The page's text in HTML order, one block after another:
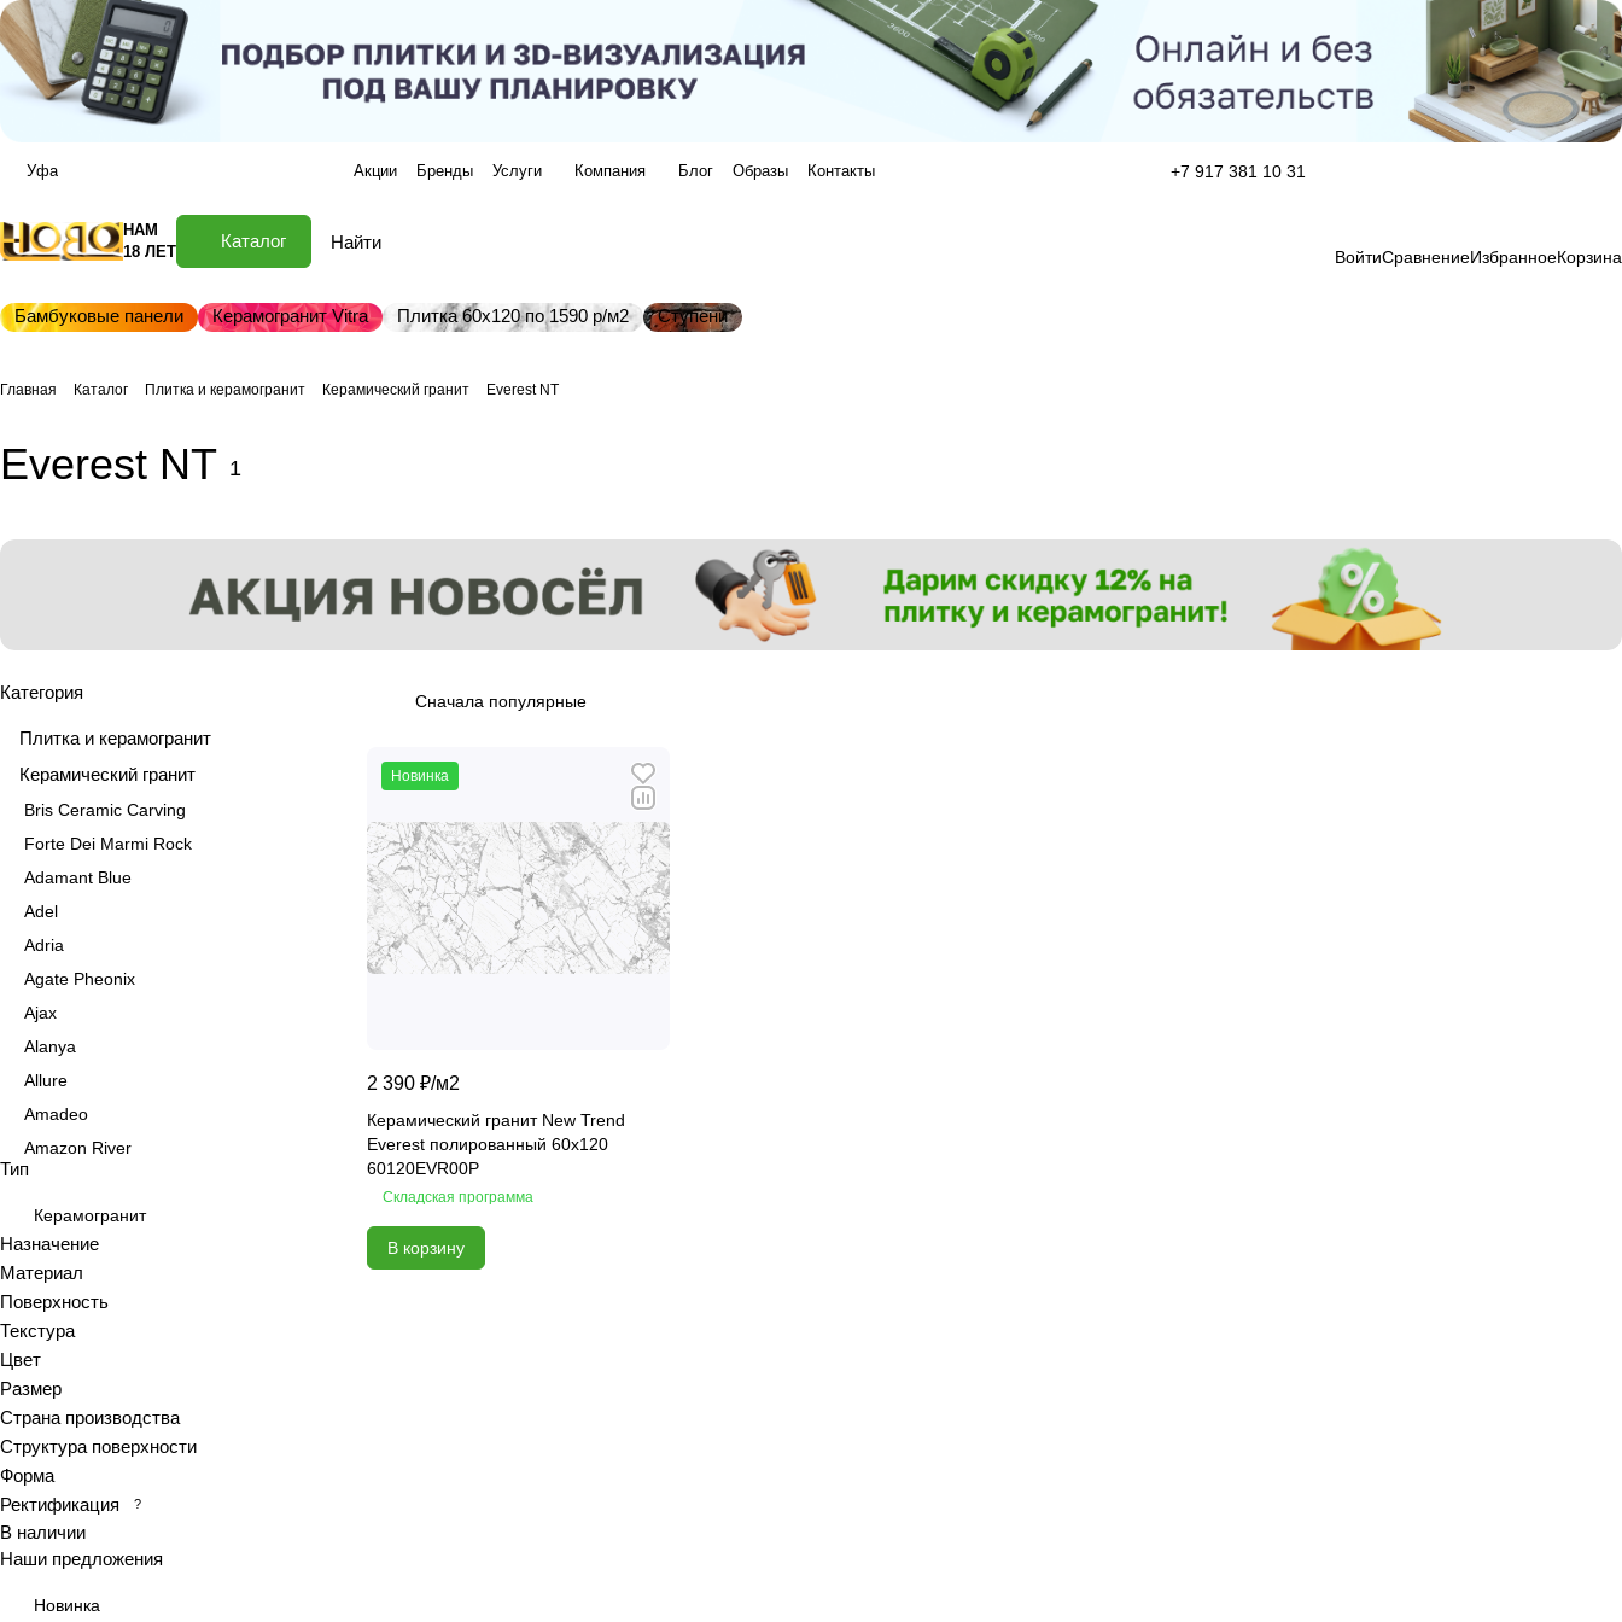
Уфа Акции Бренды Услуги Компания Блог Образы Контакты +7 917 381 10 31
НАМ
18 ЛЕТ
Каталог
ВойтиСравнениеИзбранноеКорзина
Бамбуковые панели Керамогранит Vitra Плитка 60х120 по 1590 р/м2 Ступени
Главная Каталог Плитка и керамогранит Керамический гранит Everest NT
Everest NT 1
Сначала популярные
Новинка
2 390 ₽/м2
Керамический гранит New Trend
Everest полированный 60х120
60120EVR00P
Складская программа
В корзину
Категория
Плитка и керамогранит
Керамический гранит
Bris Ceramic Carving
Forte Dei Marmi Rock
Adamant Blue
Adel
Adria
Agate Pheonix
Ajax
Alanya
Allure
Amadeo
Amazon River
Amber Agate
American Calacatta
Andrea
Antiquewood
Aragon
Arena
Argentina
Armani marble
Art
Art Ceramic 60х120
Arts
Тип
Керамогранит
Назначение
Материал
Поверхность
Текстура
Цвет
Размер
Страна производства
Структура поверхности
Форма
Ректификация
?
В наличии
Наши предложения
Новинка